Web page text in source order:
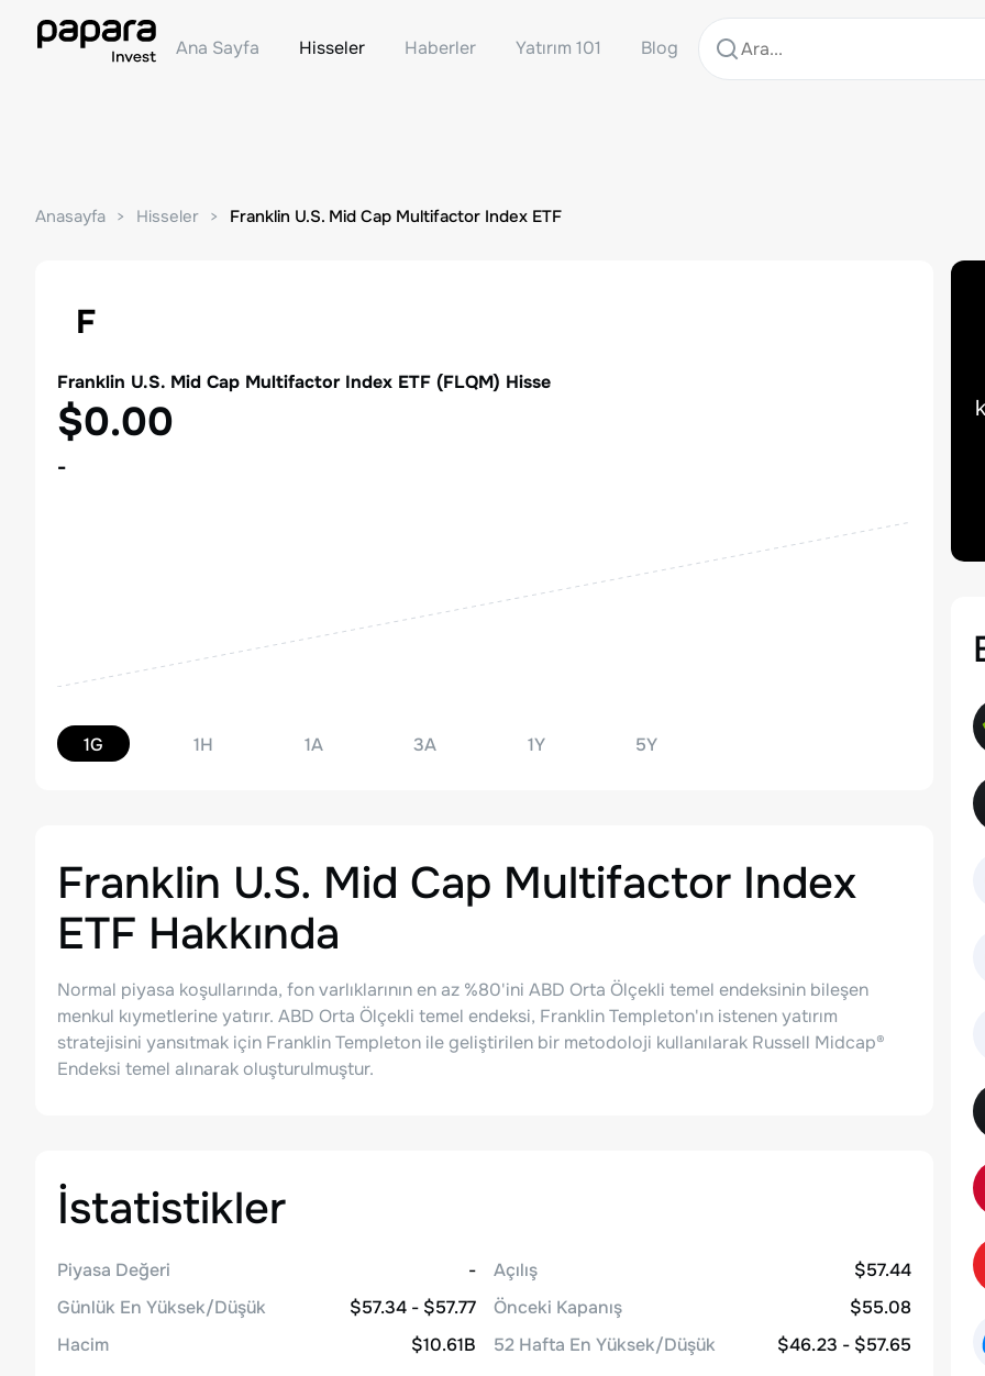
Ana Sayfa Hisseler Haberler Yatırım 101 Blog
Anasayfa Hisseler Franklin U.S. Mid Cap Multifactor Index ETF
F
Franklin U.S. Mid Cap Multifactor Index ETF (FLQM) Hisse
$0.00
-
1G 1H 1A 3A 1Y 5Y
Franklin U.S. Mid Cap Multifactor Index
ETF Hakkında
Normal piyasa koşullarında, fon varlıklarının en az %80'ini ABD Orta Ölçekli temel endeksinin bileşen
menkul kıymetlerine yatırır. ABD Orta Ölçekli temel endeksi, Franklin Templeton'ın istenen yatırım
stratejisini yansıtmak için Franklin Templeton ile geliştirilen bir metodoloji kullanılarak Russell Midcap®
Endeksi temel alınarak oluşturulmuştur.
İstatistikler
Piyasa Değeri
-
Günlük En Yüksek/Düşük
$57.34 - $57.77
Hacim
$10.61B
Açılış
$57.44
Önceki Kapanış
$55.08
52 Hafta En Yüksek/Düşük
$46.23 - $57.65